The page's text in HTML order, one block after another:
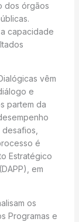
dos órgãos
capacidade
vêm
e
partem da
é
Estratégico
em
os
Programas e